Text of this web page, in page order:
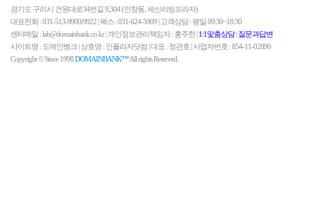
경기도 구리시 건원대로34번길 9,304 (인창동, 세신리빙프라자)
대표전화 : 031-513-9900/9922 | 팩스 : 031-624-5909 | 고객상담 : 평일 09:30~18:30
센터메일 : lab@domainbank.co.kr | 개인정보관리책임자 : 홍주한 |1:1맟춤상담|질문과답변
사이트명 : 도메인뱅크 | 상호명 : 인플라자닷컴 | 대표 : 정관호 | 사업자번호 : 854-11-02890
Copyright © Since 1998DOMAINBANK™All rights Reserved.